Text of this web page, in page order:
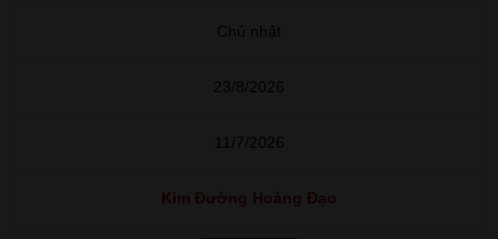
Chủ nhật
23/8/2026
11/7/2026
Kim Đường Hoàng Đạo